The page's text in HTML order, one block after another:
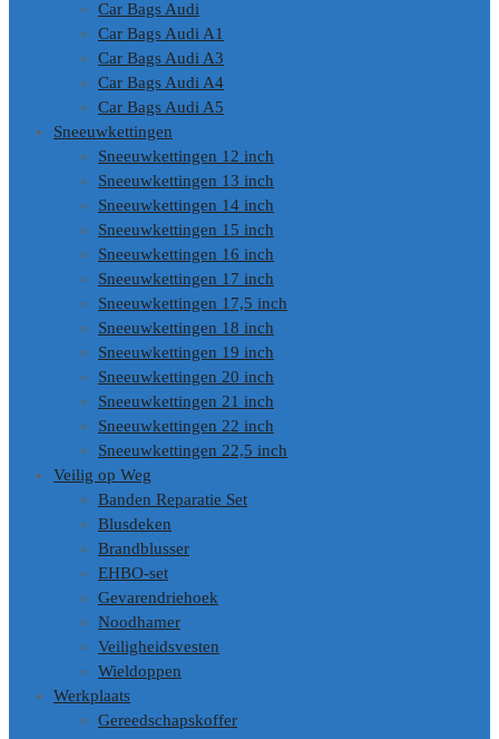
Car Bags Audi
Car Bags Audi A1
Car Bags Audi A3
Car Bags Audi A4
Car Bags Audi A5
Sneeuwkettingen
Sneeuwkettingen 12 inch
Sneeuwkettingen 13 inch
Sneeuwkettingen 14 inch
Sneeuwkettingen 15 inch
Sneeuwkettingen 16 inch
Sneeuwkettingen 17 inch
Sneeuwkettingen 17,5 inch
Sneeuwkettingen 18 inch
Sneeuwkettingen 19 inch
Sneeuwkettingen 20 inch
Sneeuwkettingen 21 inch
Sneeuwkettingen 22 inch
Sneeuwkettingen 22,5 inch
Veilig op Weg
Banden Reparatie Set
Blusdeken
Brandblusser
EHBO-set
Gevarendriehoek
Noodhamer
Veiligheidsvesten
Wieldoppen
Werkplaats
Gereedschapskoffer